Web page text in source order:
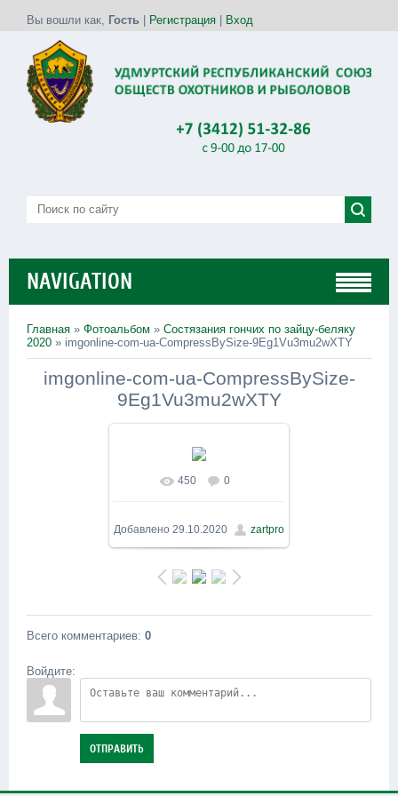
Вы вошли как, Гость Регистрация Вход
NAVIGATION
Главная » Фотоальбом » Состязания гончих по зайцу-беляку
2020 » imgonline-com-ua-CompressBySize-9Eg1Vu3mu2wXTY
imgonline-com-ua-CompressBySize-
9Eg1Vu3mu2wXTY
В реальном размере
1600x1200 / 551.2Kb
450 0
Добавлено 29.10.2020 zartpro
Всего комментариев: 0
Войдите:
ОТПРАВИТЬ